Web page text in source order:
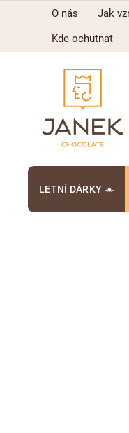
O nás Jak
Kde ochutnat
LETNÍ DÁRKY ☀️